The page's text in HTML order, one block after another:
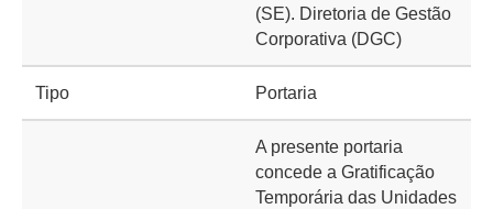
(SE). Diretoria de Gestão
Corporativa (DGC)
Tipo Portaria
A presente portaria
concede a Gratificação
Temporária das Unidades